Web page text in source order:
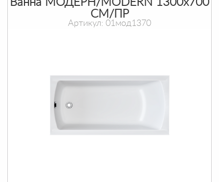
Ванна МОДЕРН/MODERN 1300х700
СМ/ПР
Артикул: 01мод1370